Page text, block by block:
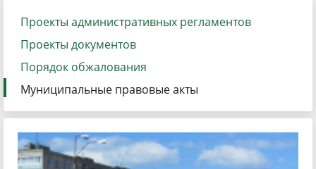
Проекты административных регламентов
Проекты документов
Порядок обжалования
Муниципальные правовые акты